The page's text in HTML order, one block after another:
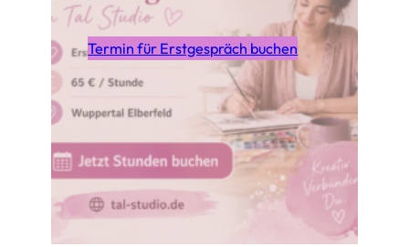
Termin für Erstgespräch buchen